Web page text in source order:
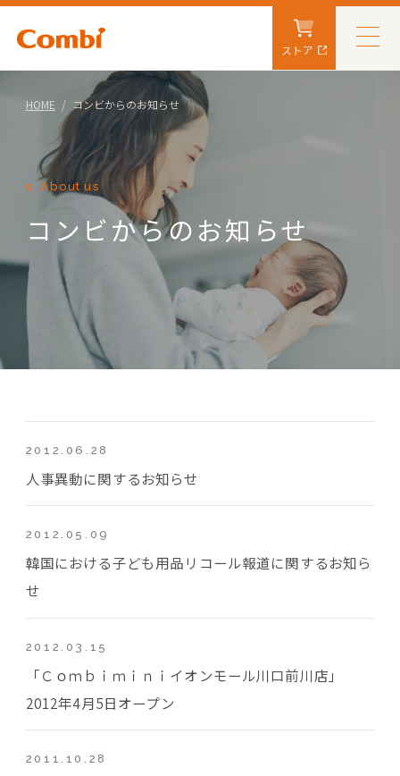
ストア
HOME コンビからのお知らせ
About us
コンビからのお知らせ
2012.06.28
人事異動に関するお知らせ
2012.05.09
韓国における子ども用品リコール報道に関するお知ら
せ
2012.03.15
「Ｃｏｍｂｉｍｉｎｉイオンモール川口前川店」
2012年4月5日オープン
2011.10.28